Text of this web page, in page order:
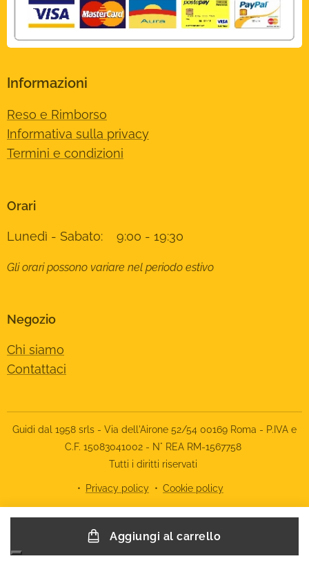
Aggiungi al carrello
Informazioni
Reso e Rimborso
Informativa sulla privacy
Termini e condizioni
Orari
Lunedì - Sabato: 9:00 - 19:30
Gli orari possono variare nel periodo estivo
Negozio
Chi siamo
Contattaci
Guidi dal 1958 srls - Via dell'Airone 52/54 00169 Roma - P.IVA e
C.F. 15083041002 - N° REA RM-1567758
Tutti i diritti riservati
Privacy policy Cookie policy
Informativa sulla raccolta